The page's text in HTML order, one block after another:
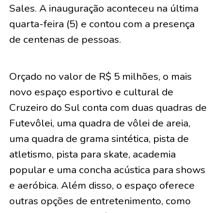
Sales. A inauguração aconteceu na última
quarta-feira (5) e contou com a presença
de centenas de pessoas.
Orçado no valor de R$ 5 milhões, o mais
novo espaço esportivo e cultural de
Cruzeiro do Sul conta com duas quadras de
Futevôlei, uma quadra de vôlei de areia,
uma quadra de grama sintética, pista de
atletismo, pista para skate, academia
popular e uma concha acústica para shows
e aeróbica. Além disso, o espaço oferece
outras opções de entretenimento, como